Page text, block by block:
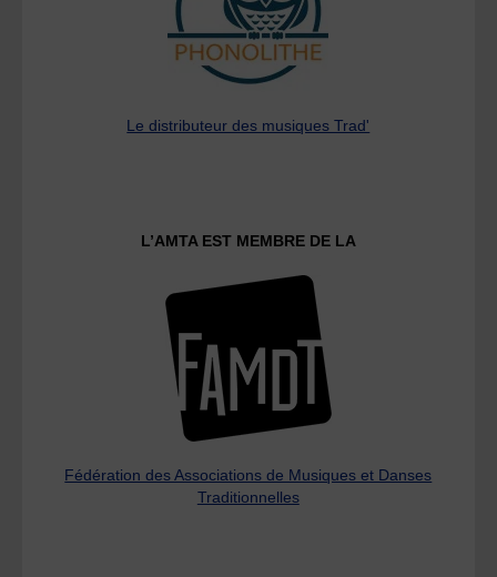
Le distributeur des musiques Trad'
L’AMTA EST MEMBRE DE LA
Fédération des Associations de Musiques et Danses
Traditionnelles